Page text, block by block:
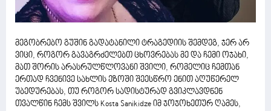
მეგობრებო გუშინ გადატანილი ტრაგედიის შემდეგ, ჯერ არ
ვიცი, როგორ გავაგრძელებთ ცხოვრებას მე და ჩემი ოჯახი,
მათ შორის არასრულწლოვანი შვილი, რომელიც ჩემთან
ერთად ჩვენივე სახლის ეზოში შეესწრო ენით აღუწერელ
უბედურებას, თუ როგორ სადისტურად გვიკლავდნენ
თვალწინ ჩემს შვილს Kosta Sanikidze იმ ჯოჯოხეთურ ღამეს,